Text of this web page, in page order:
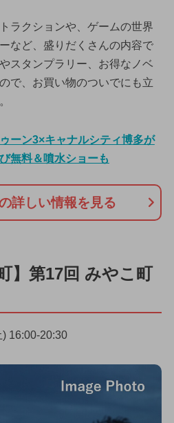
ラクションや、ゲームの世界
など、盛りだくさんの内容で
スタンプラリー、お得なノベ
で、お買い物のついでにも立
ーン3×キャナルシティ博多が
無料＆噴水ショーも
詳しい情報を見る
】第17回 みやこ町
16:00-20:30